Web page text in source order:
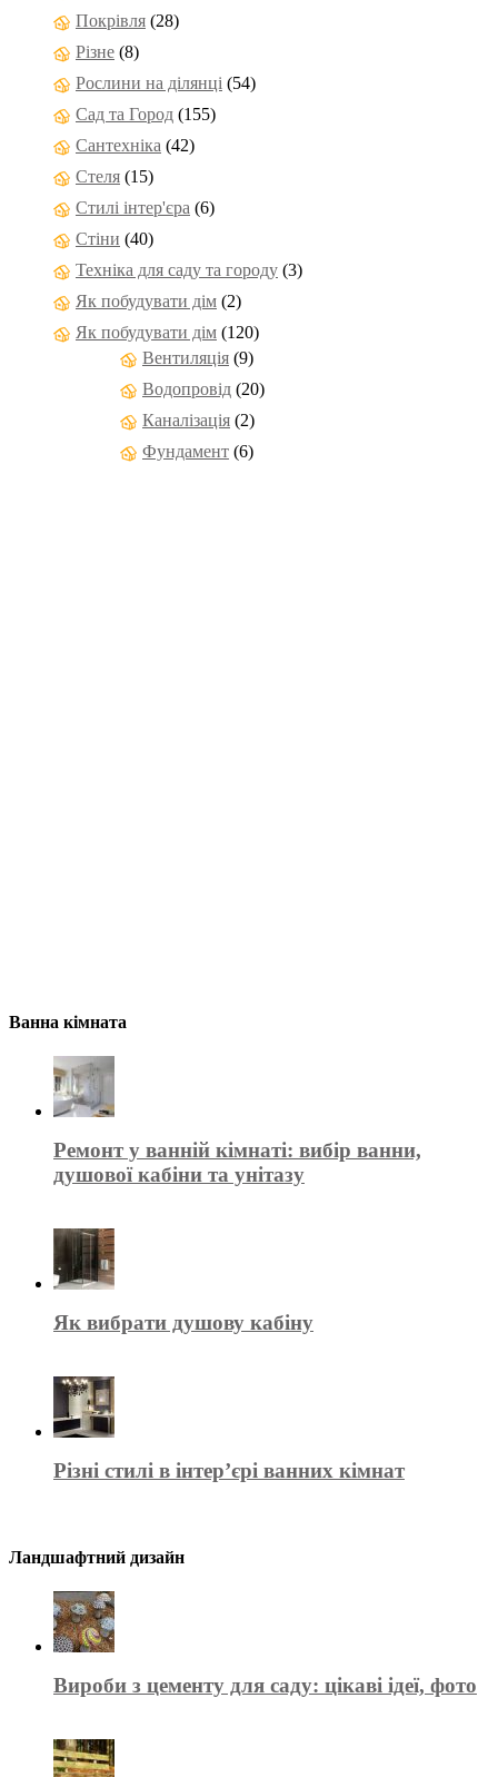
Покрівля (28)
Різне (8)
Рослини на ділянці (54)
Сад та Город (155)
Сантехніка (42)
Стеля (15)
Стилі інтер'єра (6)
Стіни (40)
Техніка для саду та городу (3)
Як побудувати дім (2)
Як побудувати дім (120)
Вентиляція (9)
Водопровід (20)
Каналізація (2)
Фундамент (6)
Ванна кімната
Ремонт у ванній кімнаті: вибір ванни,
душової кабіни та унітазу
Як вибрати душову кабіну
Різні стилі в інтер’єрі ванних кімнат
Ландшафтний дизайн
Вироби з цементу для саду: цікаві ідеї, фото